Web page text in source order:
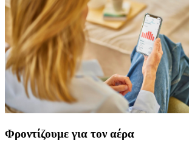
Φροντίζουμε για τον αέρα